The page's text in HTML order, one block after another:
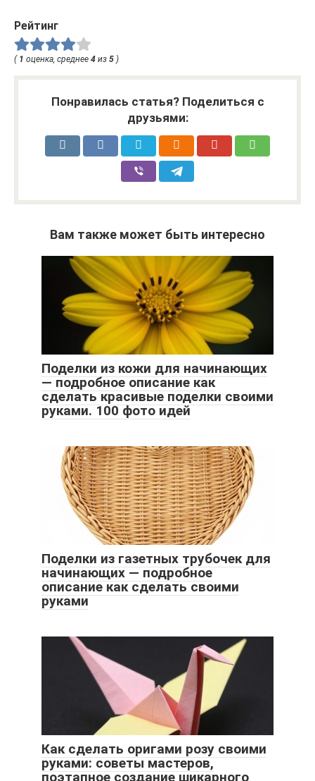
Рейтинг
( 1 оценка, среднее 4 из 5 )
Понравилась статья? Поделиться с
друзьями:
Вам также может быть интересно
Поделки из кожи для начинающих
— подробное описание как
сделать красивые поделки своими
руками. 100 фото идей
Поделки из газетных трубочек для
начинающих — подробное
описание как сделать своими
руками
Как сделать оригами розу своими
руками: советы мастеров,
поэтапное создание шикарного